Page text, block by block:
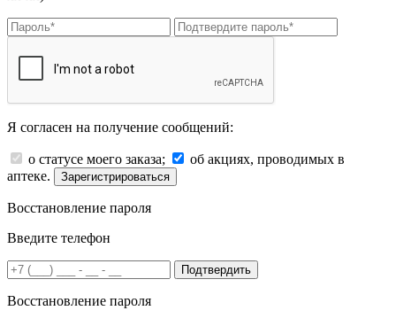
Я согласен на получение сообщений:
о статусе моего заказа;
об акциях, проводимых в
аптеке.
Зарегистрироваться
Восстановление пароля
Введите телефон
Подтвердить
Восстановление пароля